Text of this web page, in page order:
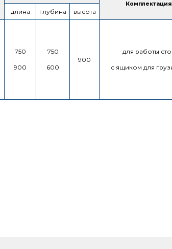
Комплектация
длина глубина высота
750
900
750
600
900
для работы
с ящиком для